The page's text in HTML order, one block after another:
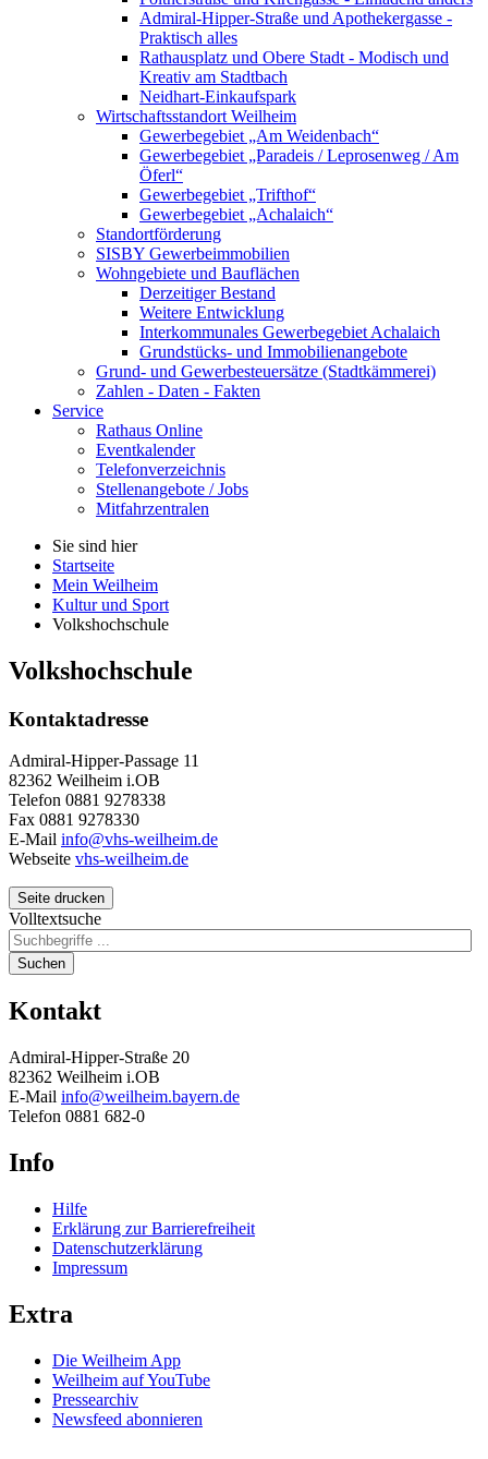
Admiral-Hipper-Straße und Apothekergasse -
Praktisch alles
Rathausplatz und Obere Stadt - Modisch und
Kreativ am Stadtbach
Neidhart-Einkaufspark
Wirtschaftsstandort Weilheim
Gewerbegebiet „Am Weidenbach“
Gewerbegebiet „Paradeis / Leprosenweg / Am
Öferl“
Gewerbegebiet „Trifthof“
Gewerbegebiet „Achalaich“
Standortförderung
SISBY Gewerbeimmobilien
Wohngebiete und Bauflächen
Derzeitiger Bestand
Weitere Entwicklung
Interkommunales Gewerbegebiet Achalaich
Grundstücks- und Immobilienangebote
Grund- und Gewerbesteuersätze (Stadtkämmerei)
Zahlen - Daten - Fakten
Service
Rathaus Online
Eventkalender
Telefonverzeichnis
Stellenangebote / Jobs
Mitfahrzentralen
Sie sind hier
Startseite
Mein Weilheim
Kultur und Sport
Volkshochschule
Volkshochschule
Kontaktadresse
Admiral-Hipper-Passage 11
82362 Weilheim i.OB
Telefon 0881 9278338
Fax 0881 9278330
E-Mail info@vhs-weilheim.de
Webseite vhs-weilheim.de
Seite drucken
Volltextsuche
Suchen
Kontakt
Admiral-Hipper-Straße 20
82362 Weilheim i.OB
E-Mail info@weilheim.bayern.de
Telefon 0881 682-0
Info
Hilfe
Erklärung zur Barrierefreiheit
Datenschutzerklärung
Impressum
Extra
Die Weilheim App
Weilheim auf YouTube
Pressearchiv
Newsfeed abonnieren